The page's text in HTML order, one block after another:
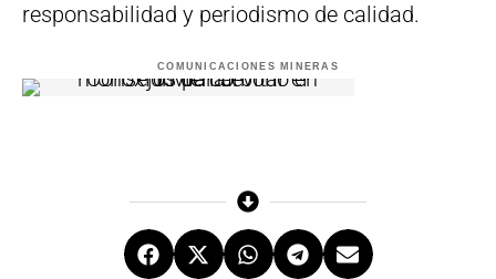
responsabilidad y periodismo de calidad.
COMUNICACIONES MINERAS